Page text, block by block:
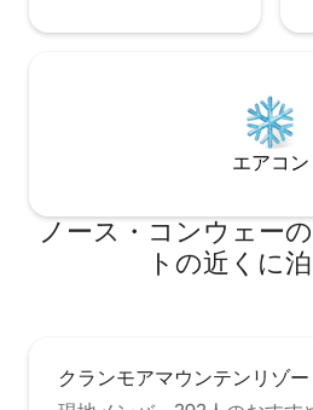
エアコン
ノース・コンウェー
トの近くに
クランモアマウンテンリゾー